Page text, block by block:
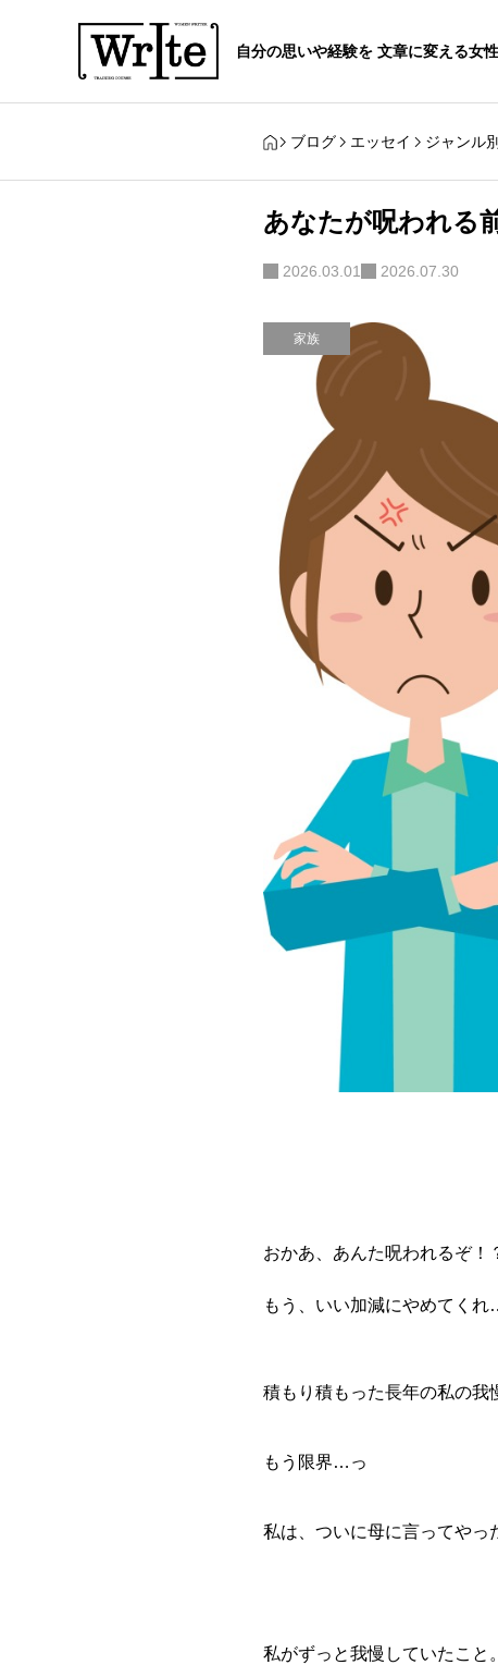
自分の思いや経験を 文章に変える女
ブログ エッセイ ジャンル別
あなたが呪われる
2026.03.01 2026.07.30
家族
おかあ、あんた呪われるぞ！
もう、いい加減にやめてくれ
積もり積もった長年の私の我
もう限界…っ
私は、ついに母に言って
私がずっと我慢していたこと。